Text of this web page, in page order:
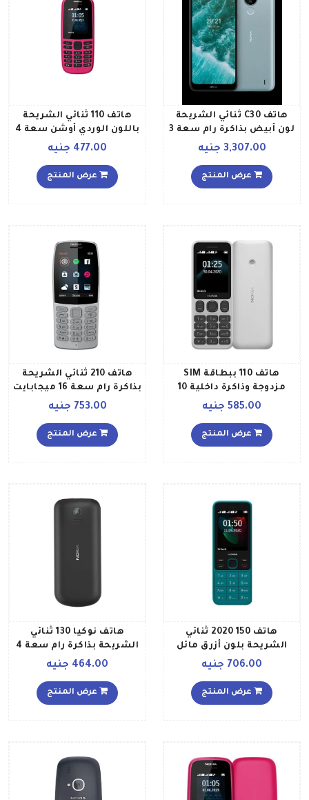
هاتف C30 ثنائي الشريحة
لون أبيض بذاكرة رام سعة 3
جيجابايت وذاكرة داخلية
تقنية 4G LTE إصدار الشرق
3,307.00 جنيه
عرض المنتج
هاتف 110 ثنائي الشريحة
باللون الوردي أوشن سعة 4
ميجابايت بتقنية 2G
477.00 جنيه
عرض المنتج
هاتف 110 ببطاقة SIM
مزدوجة وذاكرة داخلية 10
585.00 جنيه
عرض المنتج
هاتف 210 ثنائي الشريحة
بذاكرة رام سعة 16 ميجابايت
يدعم تقنية 2G، رمادي
753.00 جنيه
عرض المنتج
هاتف 150 2020 ثنائي
الشريحة بلون أزرق مائل
706.00 جنيه
عرض المنتج
هاتف نوكيا 130 ثنائي
الشريحة بذاكرة رام سعة 4
464.00 جنيه
عرض المنتج